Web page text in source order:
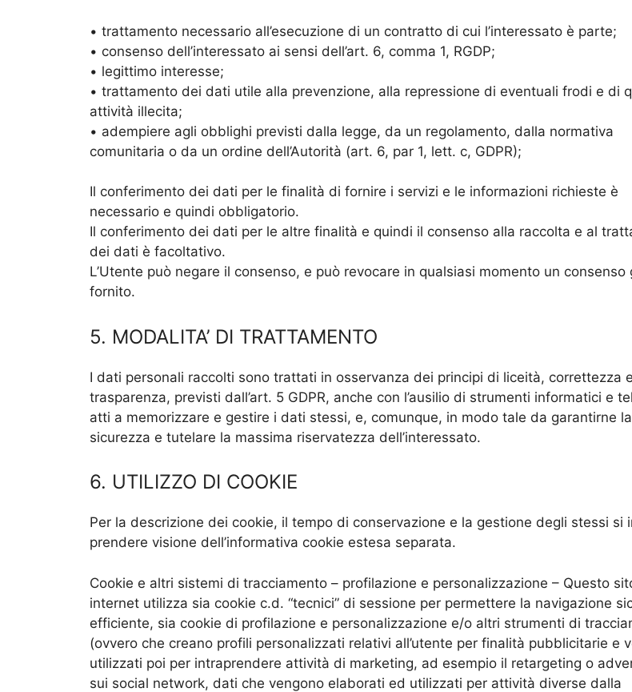
• trattamento necessario all’esecuzione di un contratto di cui l’interessato è parte;
• consenso dell’interessato ai sensi dell’art. 6, comma 1, RGDP;
• legittimo interesse;
• trattamento dei dati utile alla prevenzione, alla repressione di eventuali frodi e di
attività illecita;
• adempiere agli obblighi previsti dalla legge, da un regolamento, dalla normativa
comunitaria o da un ordine dell’Autorità (art. 6, par 1, lett. c, GDPR);
Il conferimento dei dati per le finalità di fornire i servizi e le informazioni richieste è
necessario e quindi obbligatorio.
Il conferimento dei dati per le altre finalità e quindi il consenso alla raccolta e al
dei dati è facoltativo.
L’Utente può negare il consenso, e può revocare in qualsiasi momento un consenso
fornito.
5. MODALITA’ DI TRATTAMENTO
I dati personali raccolti sono trattati in osservanza dei principi di liceità, correttezza e
trasparenza, previsti dall’art. 5 GDPR, anche con l’ausilio di strumenti informatici e
atti a memorizzare e gestire i dati stessi, e, comunque, in modo tale da garantirne la
sicurezza e tutelare la massima riservatezza dell’interessato.
6. UTILIZZO DI COOKIE
Per la descrizione dei cookie, il tempo di conservazione e la gestione degli stessi si
prendere visione dell’informativa cookie estesa separata.
Cookie e altri sistemi di tracciamento – profilazione e personalizzazione – Questo
internet utilizza sia cookie c.d. “tecnici” di sessione per permettere la navigazione
efficiente, sia cookie di profilazione e personalizzazione e/o altri strumenti di
(ovvero che creano profili personalizzati relativi all’utente per finalità pubblicitarie e
utilizzati poi per intraprendere attività di marketing, ad esempio il retargeting o
sui social network, dati che vengono elaborati ed utilizzati per attività diverse dalla